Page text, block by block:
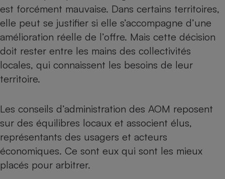
est forcément mauvaise. Dans certains territoires,
elle peut se justifier si elle s’accompagne d’une
amélioration réelle de l’offre. Mais cette décision
doit rester entre les mains des collectivités
locales, qui connaissent les besoins de leur
territoire.
Les conseils d’administration des AOM reposent
sur des équilibres locaux et associent élus,
représentants des usagers et acteurs
économiques. Ce sont eux qui sont les mieux
placés pour arbitrer.